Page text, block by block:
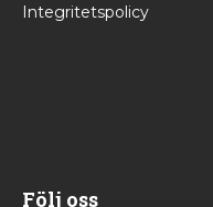
Integritetspolicy
Följ oss